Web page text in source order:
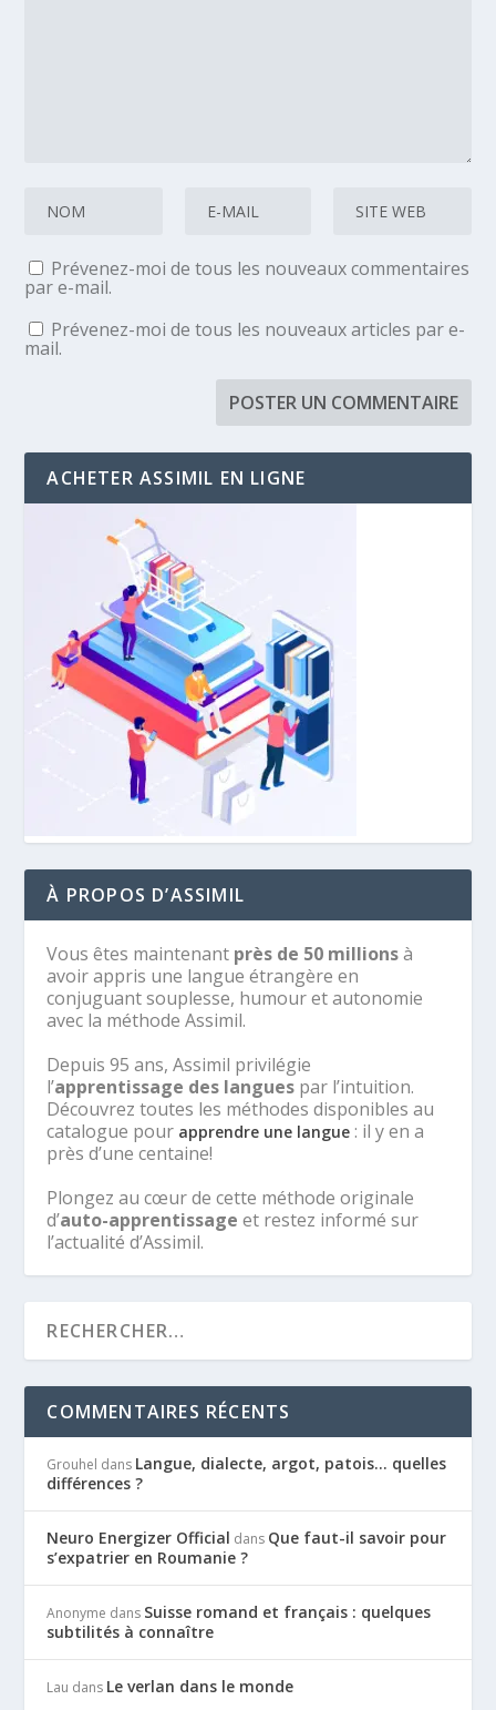
Prévenez-moi de tous les nouveaux commentaires
par e-mail.
Prévenez-moi de tous les nouveaux articles par e-
mail.
ACHETER ASSIMIL EN LIGNE
À PROPOS D’ASSIMIL
Vous êtes maintenant près de 50 millionsà
avoir appris une langue étrangère en
conjuguant souplesse, humour et autonomie
avec la méthode Assimil.
Depuis 95 ans, Assimil privilégie
l’apprentissage des langues par l’intuition.
Découvrez toutes les méthodes disponibles au
catalogue pour apprendre une langue : il y en a
près d’une centaine!
Plongez au cœur de cette méthode originale
d’auto-apprentissage et restez informé sur
l’actualité d’Assimil.
COMMENTAIRES RÉCENTS
Grouhel dans Langue, dialecte, argot, patois… quelles
différences ?
Neuro Energizer Official dans Que faut-il savoir pour
s’expatrier en Roumanie ?
Anonyme dans Suisse romand et français : quelques
subtilités à connaître
Lau dans Le verlan dans le monde